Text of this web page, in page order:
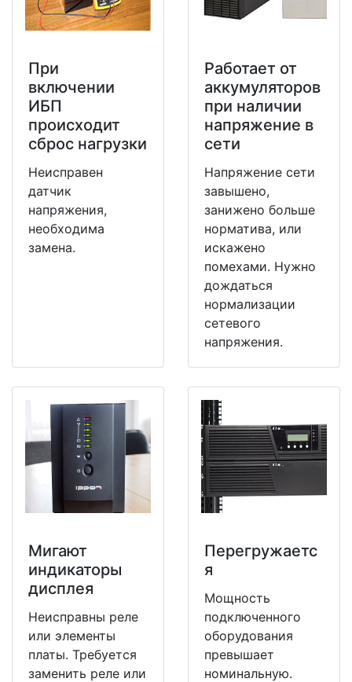
При
включении
ИБП
происходит
сброс нагрузки
Неисправен
датчик
напряжения,
необходима
замена.
Работает от
аккумуляторов
при наличии
напряжение в
сети
Напряжение сети
завышено,
занижено больше
норматива, или
искажено
помехами. Нужно
дождаться
нормализации
сетевого
напряжения.
Мигают
индикаторы
дисплея
Неисправны реле
или элементы
платы. Требуется
заменить реле или
Перегружаетс
я
Мощность
подключенного
оборудования
превышает
номинальную.